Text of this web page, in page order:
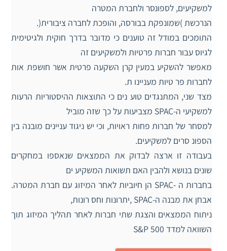
למשקיעים, לספונסר ולחברת המטרה
הנרכשת )שמונפקת בבורסה, והופכת לחברה ציבורית(.
התומכים במודל זה טוענים כי מדובר בדרך חוקית ולגיטימית
לגיוס עבור חברות פרטיות ולמשקיעים זה
מאפשר להשקיע במעין קרן השקעה פרטית אשר חושפת אות
לחברות פר טיות מעניינו ת.
מצד שני, המתנגדים טוע נים כי התוצאות ההיסטוריות הרעות
למשקיעי ה-SPAC מצביעות על כך שזה מוביל
למסחר של חברות פחות ראויות, וכי יש ניגוד עניינים מובנה בין
הספונ סרים למשקיעים.
בעבודה זו ארצה לבדוק את הממצאים שנאספו במחקרים
שונים בנושא ולהבין האם תשואות המשקיע ים
בחברות ה -SPAC הן חיוביות לאחר המיזוג עם חברת המטרה.
אבחן את מבנה ה-SPAC ,יתרונות וחס רונות,
ניתוח הממצאים והצגת שתי חברות לאחר תהליך המיזוג תוך
השוואה למדד 500 S&P